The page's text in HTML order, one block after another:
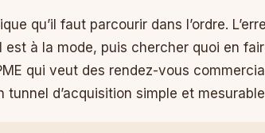
qu’il faut parcourir dans l’ordre.
est à la mode, puis chercher quoi en
qui veut des rendez-vous
tunnel d’acquisition simple et